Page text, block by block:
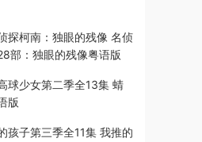
探柯南：独眼的残像 名侦
部：独眼的残像粤语版
球少女第二季全13集 蜻
版
孩子第三季全11集 我推的